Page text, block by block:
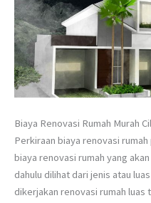
Biaya Renovasi Rumah Murah
Perkiraan biaya renovasi
biaya renovasi rumah yang
dahulu dilihat dari jenis atau
dikerjakan renovasi rumah luas